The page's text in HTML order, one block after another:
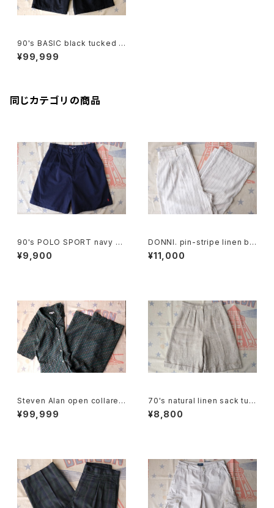
90's BASIC black tucked S
horts
¥99,999
同じカテゴリの商品
90's POLO SPORT navy C
ulottes w/ pony embroider
y
¥9,900
DONNI. pin-stripe linen bl
end easy Pants
¥11,000
Steven Alan open collared
Jumpsuit "green"
¥99,999
70's natural linen sack tuc
ked Culottes
¥8,800